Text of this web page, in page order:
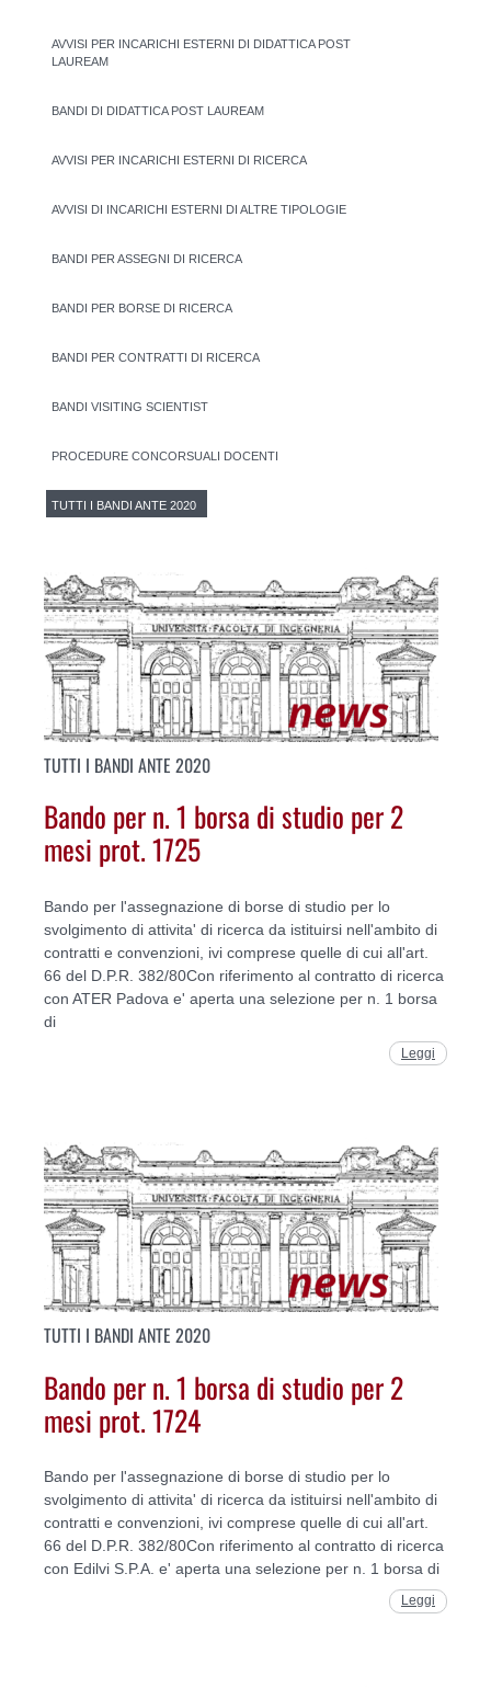
AVVISI PER INCARICHI ESTERNI DI DIDATTICA POST
LAUREAM
BANDI DI DIDATTICA POST LAUREAM
AVVISI PER INCARICHI ESTERNI DI RICERCA
AVVISI DI INCARICHI ESTERNI DI ALTRE TIPOLOGIE
BANDI PER ASSEGNI DI RICERCA
BANDI PER BORSE DI RICERCA
BANDI PER CONTRATTI DI RICERCA
BANDI VISITING SCIENTIST
PROCEDURE CONCORSUALI DOCENTI
TUTTI I BANDI ANTE 2020
TUTTI I BANDI ANTE 2020
Bando per n. 1 borsa di studio per 2
mesi prot. 1725
Bando per l'assegnazione di borse di studio per lo
svolgimento di attivita' di ricerca da istituirsi nell'ambito di
contratti e convenzioni, ivi comprese quelle di cui all'art.
66 del D.P.R. 382/80Con riferimento al contratto di ricerca
con ATER Padova e' aperta una selezione per n. 1 borsa
di
Leggi
TUTTI I BANDI ANTE 2020
Bando per n. 1 borsa di studio per 2
mesi prot. 1724
Bando per l'assegnazione di borse di studio per lo
svolgimento di attivita' di ricerca da istituirsi nell'ambito di
contratti e convenzioni, ivi comprese quelle di cui all'art.
66 del D.P.R. 382/80Con riferimento al contratto di ricerca
con Edilvi S.P.A. e' aperta una selezione per n. 1 borsa di
Leggi